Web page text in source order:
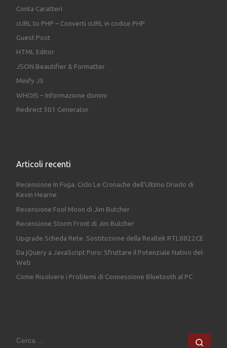
Conta Caratteri
cURL to PHP – Converti cURL in codice PHP
Guest Post
HTML Editor
JSON Beautifier & Formatter
Minify JS
WHOIS – Informazione domini
Redirect 301 Generator
Articoli recenti
Recensione In Fuga. Ciclo Le Cronache dell’Ultimo Druido di
Kevin Hearne
Recensione Fool Moon di Jim Butcher
Recensione Storm Front di Jim Butcher
Upgrade Scheda Rete. Sostituzione della Realtek RTL8822CE
Da jQuery a JavaScript Puro: Sfruttare il Potenziale Nativo del
Web
Come Risolvere i Problemi di Connessione Bluetooth al PC
CERCA